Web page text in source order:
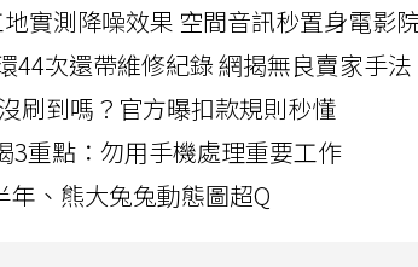
地實測降噪效果 空間音訊秒置身電影
44次還帶維修紀錄 網揭無良賣家手法
刷到嗎？官方曝扣款規則秒懂
3重點：勿用手機處理重要工作
年、熊大兔兔動態圖超Q